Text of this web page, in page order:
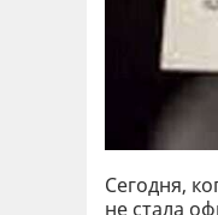
Сегодня,
не стала